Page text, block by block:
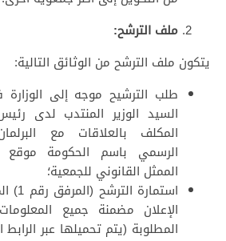
ملف الترشح:
يتكون ملف الترشح من الوثائق التالية:
طلب الترشيح موجه إلى
السيد الوزير المنتدب لدى
المكلف بالعلاقات مع
الرسمي باسم الحكومة
الممثل القانوني للجمعية؛
استمارة
الإعلان مضمنة جميع المعلومات
المطلوبة (يتم تحميلها عبر الرابط